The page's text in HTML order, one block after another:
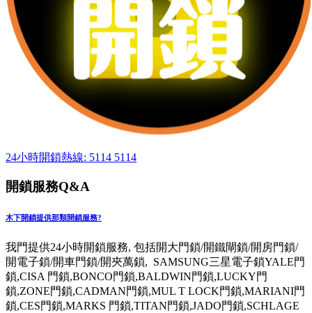
24小時開鎖熱線: 5114 5114
開鎖服務Q&A
木下開鎖提供那類開鎖服務?
我門提供24小時開鎖服務, 包括開大門鎖/開鐵閘鎖/開房門鎖/
開電子鎖/開車門鎖/開夾萬鎖, SAMSUNG三星電子鎖YALE門
鎖,CISA 門鎖,BONCO門鎖,BALDWIN門鎖,LUCKY門
鎖,ZONE門鎖,CADMAN門鎖,MUL T LOCK門鎖,MARIANI門
鎖,CES門鎖,MARKS 門鎖,TITAN門鎖,JADO門鎖,SCHLAGE